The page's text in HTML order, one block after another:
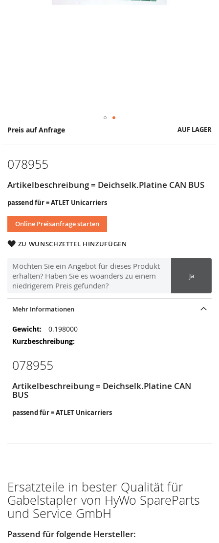
Preis auf Anfrage AUF LAGER
078955
Artikelbeschreibung = Deichselk.Platine CAN BUS
passend für = ATLET Unicarriers
Online Preisanfrage starten
ZU WUNSCHZETTEL HINZUFÜGEN
Möchten Sie ein Angebot für dieses Produkt
erhalten? Haben Sie es woanders zu einem
niedrigerem Preis gefunden?
Ja
Springe
Anfang
Bildergalerie
Mehr Informationen
Mehr
Informationen
0.198000
078955
Artikelbeschreibung = Deichselk.Platine CAN
BUS
passend für = ATLET Unicarriers
Ersatzteile in bester Qualität für
Gabelstapler von HyWo SpareParts
und Service GmbH
Passend für folgende Hersteller: